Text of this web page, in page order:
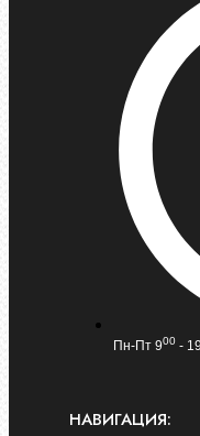
Пн-Пт 900 - 19
НАВИГАЦИЯ: